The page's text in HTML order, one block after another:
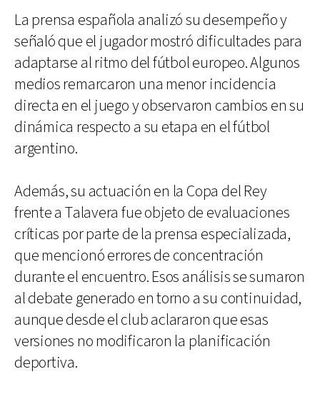
La prensa española analizó su desempeño y
señaló que el jugador mostró dificultades para
adaptarse al ritmo del fútbol europeo. Algunos
medios remarcaron una menor incidencia
directa en el juego y observaron cambios en su
dinámica respecto a su etapa en el fútbol
argentino.
Además, su actuación en la Copa del Rey
frente a Talavera fue objeto de evaluaciones
críticas por parte de la prensa especializada,
que mencionó errores de concentración
durante el encuentro. Esos análisis se sumaron
al debate generado en torno a su continuidad,
aunque desde el club aclararon que esas
versiones no modificaron la planificación
deportiva.